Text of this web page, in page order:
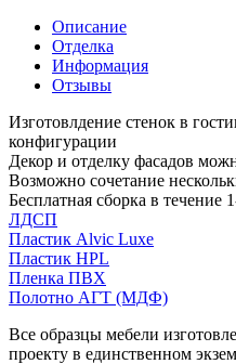
Описание
Отделка
Информация
Отзывы
Изготовлдение стенок в
конфигурации
Декор и отделку фасадов
Возможно сочетание
Бесплатная сборка в течение
ЛДСП
Пластик Alvic Luxe
Пластик HPL
Пленка ПВХ
Полотно АГТ (МДФ)
Все образцы мебели
проекту в единственном